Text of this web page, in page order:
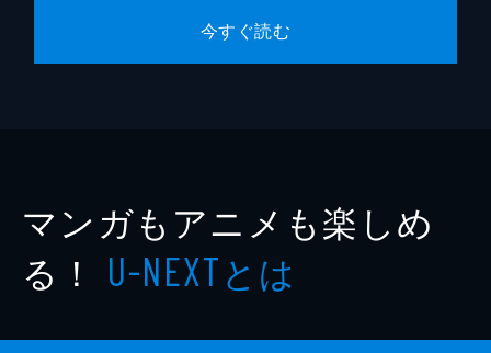
今すぐ読む
マンガもアニメも楽しめ
る！ U-NEXTとは